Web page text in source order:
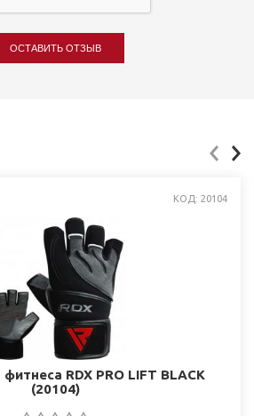
ОСТАВИТЬ ОТЗЫВ
КОД: 20104
RDX PRO LIFT BLACK
(20104)